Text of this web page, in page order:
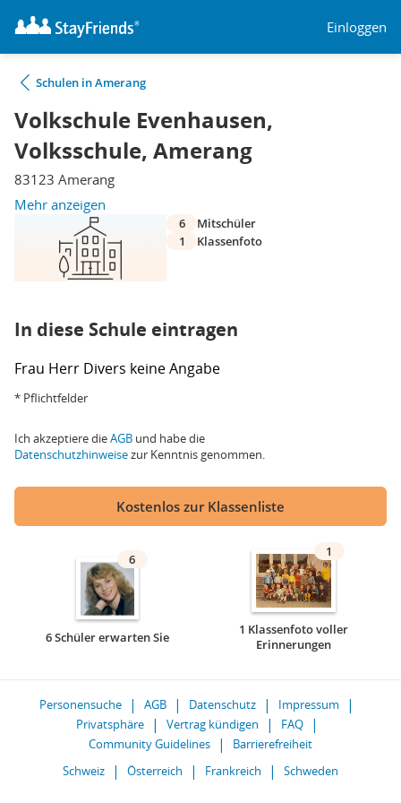
Einloggen
Schulen in Amerang
Volkschule Evenhausen,
Volksschule, Amerang
83123 Amerang
Mehr anzeigen
6
Mitschüler
1
Klassenfoto
In diese Schule eintragen
Frau Herr Divers keine Angabe
* Pflichtfelder
Ich akzeptiere dieAGB und habe die
Datenschutzhinweisezur Kenntnis genommen.
Kostenlos zur Klassenliste
6
6 Schüler erwarten Sie
1
1 Klassenfoto voller
Erinnerungen
Personensuche AGB Datenschutz
Impressum
Privatsphäre
Vertrag kündigen
FAQ
Community Guidelines
Barrierefreiheit
Schweiz
Österreich Frankreich Schweden